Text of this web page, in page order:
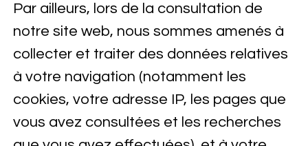
Par ailleurs, lors de la consultation de
notre site web, nous sommes amenés à
collecter et traiter des données relatives
à votre navigation (notamment les
cookies, votre adresse IP, les pages que
vous avez consultées et les recherches